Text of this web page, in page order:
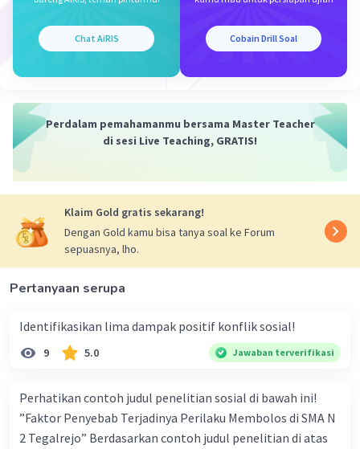
Community
Menurut Max Weber, ciri pokok yang menjadi sasaran
makna yang subyektif
2. Tindakan nyata dan bersifat membatin sepenuhnya
3. Tindakan yang meliputi pengaruh positif dari suatu
situasi
4. Tindakan diarahkan kepada seseorang atau kepada
beberapa individu
atau terarah kepada orang itu
Beri Rating Balas
Chat AiRIS Cobain Drill Soal
Perdalam pemahamanmu bersama Master Teacher
di sesi Live Teaching, GRATIS!
Klaim Gold gratis sekarang!
Dengan Gold kamu bisa tanya soal ke Forum
sepuasnya, lho.
Pertanyaan serupa
Identifikasikan lima dampak positif konflik sosial!
9 5.0 Jawaban terverifikasi
Perhatikan contoh judul penelitian sosial di bawah ini!
”Faktor Penyebab Terjadinya Perilaku Membolos di SMA N
2 Tegalrejo” Berdasarkan contoh judul penelitian di atas